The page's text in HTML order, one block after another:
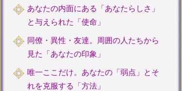
あなたの内面にある「あなたらしさ」
と与えられた「使命」
同僚・異性・友達。周囲の人たちから
見た「あなたの印象」
唯一ここだけ。あなたの「弱点」とそ
れを克服する「方法」